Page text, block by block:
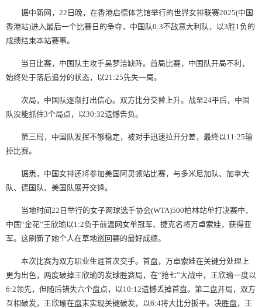
据中新网，22日晚，在香港启德体艺馆举行的世界女排联赛2025(中国
香港站)进入最后一个比赛日的争夺，中国队0:3不敌意大利队，以3胜1负的
成绩结束本站赛事。
当日比赛，中国队主攻手吴梦洁缺阵。首局比赛，中国队开局不利，
始终处于落后追分的状态，以21:25先失一局。
次局，中国队逐渐打出信心。双方比分交替上升。战至24平后，中国
队没能抓住3个局点，以30:32遗憾告负。
第三局，中国队发挥不够稳定，被对手迅速拉开分差，最终以11:25输
掉比赛。
据悉，中国女排还将参加美国阿灵顿站比赛，与多米尼加队、加拿大
队、德国队、美国队展开交锋。
当地时间22日举行的女子网球选手协会(WTA)500柏林站单打决赛中，
中国“金花”王欣瑜以1:2负于前温网女单冠军、捷克名将万卓索娃，获得亚
军。这刷新了她个人在草地巡回赛的最好成绩。
本次比赛为双方职业生涯首次交手。首盘，万卓索娃在关键分处理上
更为出色，两度破掉王欣瑜的发球胜赛局，在“抢七”大战中，王欣瑜一度以
6:2领先，但随后错失六个盘点，以10:12遗憾丢掉首盘。第二盘开局，双方
互相破发，王欣瑜在盘末实现关键破发，以6:4将大比分扳平。决胜盘，王